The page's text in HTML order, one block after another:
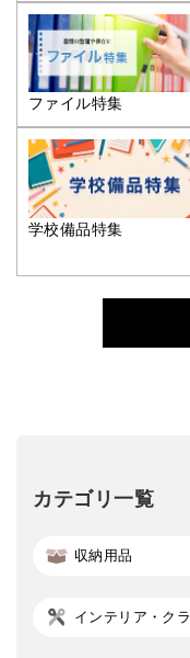
ファイル特集
学校備品特集
カテゴリ一覧
収納用品
インテリア・ク